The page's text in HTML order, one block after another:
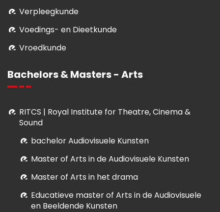
Verpleegkunde
Voedings- en Dieetkunde
Vroedkunde
Bachelors & Masters - Arts
RITCS | Royal Institute for Theatre, Cinema &
Sound
bachelor Audiovisuele Kunsten
Master of Arts in de Audiovisuele Kunsten
Master of Arts in het drama
Educatieve master of Arts in de Audiovisuele
en Beeldende Kunsten